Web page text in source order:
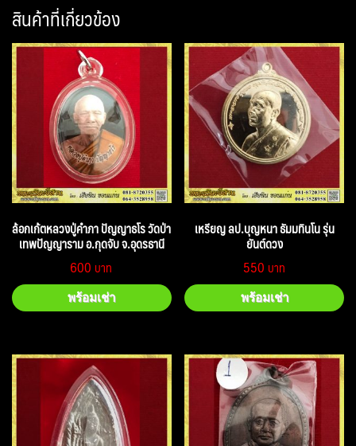
สินค้าที่เกี่ยวข้อง
ล้อกเก้ตหลวงปู่คำภา ปัญญาธโร วัดป่า
เทพปัญญาราม อ.กุดจับ จ.อุดรธานี
600
พร้อมเช่า
เหรียญ ลป.บุญหนา ธัมมทินโน รุ่น
ยันต์ดวง
550
พร้อมเช่า